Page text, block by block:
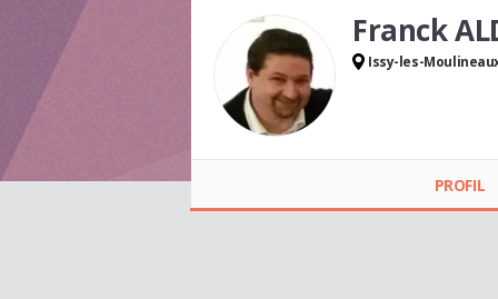
Franck ALDEBERT
Franck
Issy-les-
PROFIL